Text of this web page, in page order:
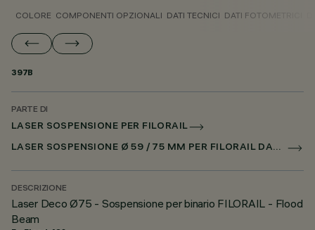
COLORE COMPONENTI OPZIONALI DATI TECNICI DATI FOTOMETRICI
397B
PARTE DI
LASER SOSPENSIONE PER FILORAIL
LASER SOSPENSIONE Ø 59 / 75 MM PER FILORAIL DALI POWERLINE
DESCRIZIONE
Laser Deco Ø75 - Sospensione per binario FILORAIL - Flood
Beam